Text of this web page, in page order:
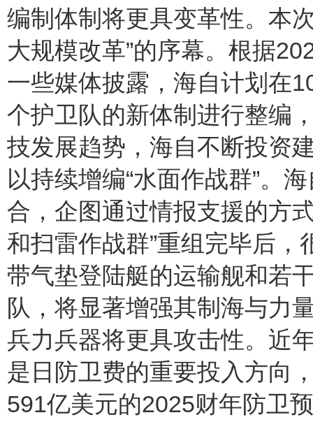
编制体制将更具变革性。本
大规模改革”的序幕。根据
一些媒体披露，海自计划在
个护卫队的新体制进行整编
技发展趋势，海自不断投资
以持续增编“水面作战群”。
合，企图通过情报支援的方
和扫雷作战群”重组完毕后
带气垫登陆艇的运输舰和若
队，将显著增强其制海与力
兵力兵器将更具攻击性。近
是日防卫费的重要投入方向
591亿美元的2025财年防卫